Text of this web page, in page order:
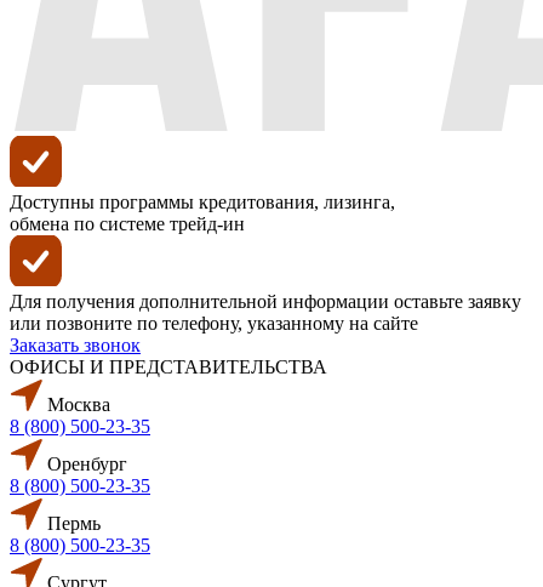
Доступны программы кредитования, лизинга,
обмена по системе трейд-ин
Для получения дополнительной информации оставьте заявку
или позвоните по телефону, указанному на сайте
Заказать звонок
ОФИСЫ И ПРЕДСТАВИТЕЛЬСТВА
Москва
8 (800) 500-23-35
Оренбург
8 (800) 500-23-35
Пермь
8 (800) 500-23-35
Сургут